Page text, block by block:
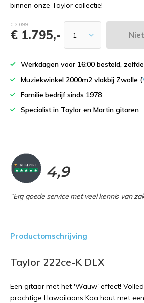
binnen onze Taylor collectie!
€ 2.099,-
€ 1.795,-
Werkdagen voor 16:00 besteld,
Muziekwinkel 2000m2 vlakbij Zwolle (
Familie bedrijf sinds 1978
Specialist in Taylor en Martin gitaren
4,9
“Erg goede service met veel kennis van
Productomschrijving
Taylor 222ce-K DLX
Een gitaar met het 'Wauw' effect!
prachtige Hawaiiaans Koa hout met